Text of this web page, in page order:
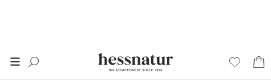
SALE